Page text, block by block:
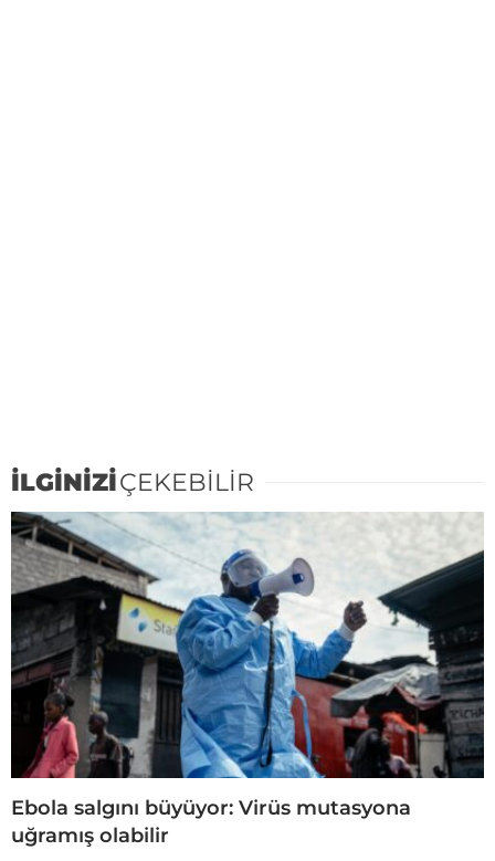
İLGİNİZİÇEKEBİLİR
Ebola salgını büyüyor: Virüs mutasyona
uğramış olabilir